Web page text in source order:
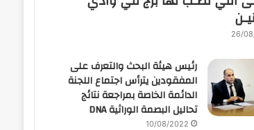
26/
رئيس هيئة البحث والتعرف على
المفقودين يترأس اجتماع اللجنة
الدائمة الخاصة بمراجعة نتائج
تحاليل البصمة الوراثية DNA
10/08/2022